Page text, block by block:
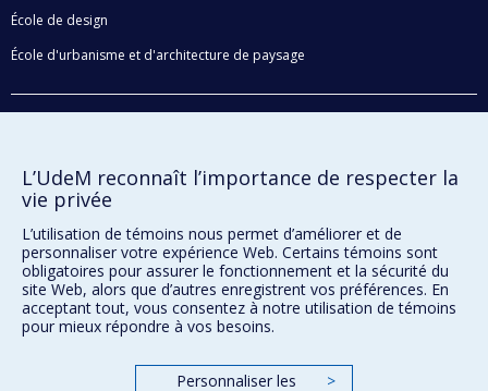
École de design
École d'urbanisme et d'architecture de paysage
Plan du site
Accessibilité
Confidentialité
Conditions d’utilisation
Paramètres des témoins
L’UdeM reconnaît l’importance de respecter la
vie privée
L’utilisation de témoins nous permet d’améliorer et de
personnaliser votre expérience Web. Certains témoins sont
obligatoires pour assurer le fonctionnement et la sécurité du
site Web, alors que d’autres enregistrent vos préférences. En
acceptant tout, vous consentez à notre utilisation de témoins
pour mieux répondre à vos besoins.
Personnaliser les
>